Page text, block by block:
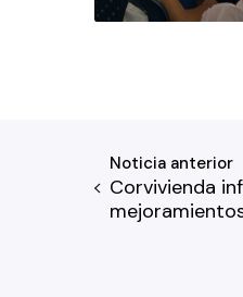
Noticia anterior
Corvivienda